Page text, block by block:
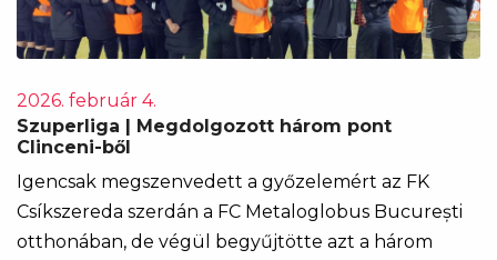
2026. február 4.
Szuperliga | Megdolgozott három pont
Clinceni-ből
Igencsak megszenvedett a győzelemért az FK
Csíkszereda szerdán a FC Metaloglobus București
otthonában, de végül begyűjtötte azt a három